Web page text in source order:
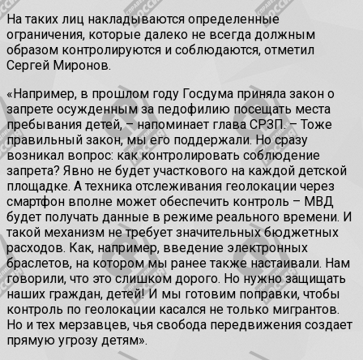
На таких лиц накладываются определенные
ограничения, которые далеко не всегда должным
образом контролируются и соблюдаются, отметил
Сергей Миронов.
«Например, в прошлом году Госдума приняла закон о
запрете осужденным за педофилию посещать места
пребывания детей, – напоминает глава СРЗП. – Тоже
правильный закон, мы его поддержали. Но сразу
возникал вопрос: как контролировать соблюдение
запрета? Явно не будет участкового на каждой детской
площадке. А техника отслеживания геолокации через
смартфон вполне может обеспечить контроль – МВД
будет получать данные в режиме реального времени. И
такой механизм не требует значительных бюджетных
расходов. Как, например, введение электронных
браслетов, на котором мы ранее также настаивали. Нам
говорили, что это слишком дорого. Но нужно защищать
наших граждан, детей! И мы готовим поправки, чтобы
контроль по геолокации касался не только мигрантов.
Но и тех мерзавцев, чья свобода передвижения создает
прямую угрозу детям».